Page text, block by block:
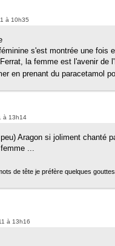
à 10h35
s'est montrée une fois
la femme est l'avenir de
en prenant du paracetamol
à 13h14
Aragon si joliment chanté
...
de tête je préfère quelques
à 13h16